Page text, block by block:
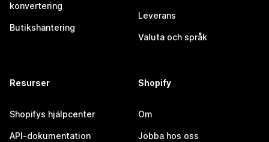
konvertering
Butikshantering
Leverans
Valuta och språk
Resurser
Shopifys hjälpcenter
API-dokumentation
Shopify
Om
Jobba hos oss